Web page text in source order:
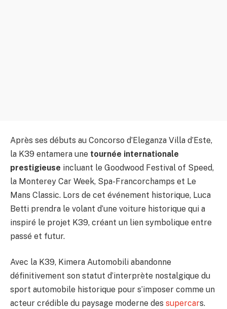
Après ses débuts au Concorso d’Eleganza Villa d’Este,
la K39 entamera une tournée internationale
prestigieuse incluant le Goodwood Festival of Speed,
la Monterey Car Week, Spa-Francorchamps et Le
Mans Classic. Lors de cet événement historique, Luca
Betti prendra le volant d’une voiture historique qui a
inspiré le projet K39, créant un lien symbolique entre
passé et futur.
Avec la K39, Kimera Automobili abandonne
définitivement son statut d’interprète nostalgique du
sport automobile historique pour s’imposer comme un
acteur crédible du paysage moderne des supercars.